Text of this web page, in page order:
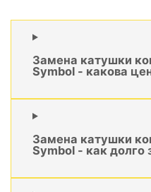
Замена катушки
Symbol - какова
Замена катушки
Symbol - как долго